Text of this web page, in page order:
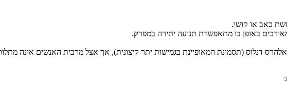
כאב או קושי.
באופן בו מתאפשרת תנועה יתירה במפרק.
דנלוס (תסמונת המאופיינת בגמישות יתר קיצונית), אך אצל מרבית האנשים אינה